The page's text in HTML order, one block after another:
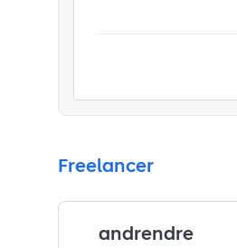
Freelancer
andrendre